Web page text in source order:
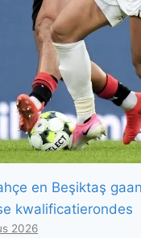
en Beşiktaş
kwalificatierondes
2026